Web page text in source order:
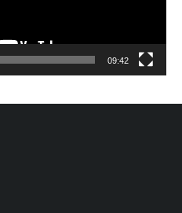
09:42